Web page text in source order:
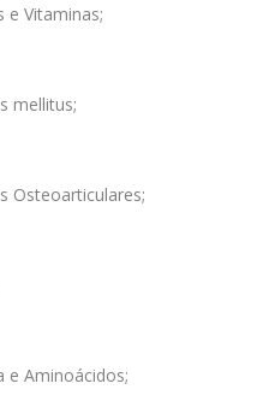
e Vitaminas;
mellitus;
Osteoarticulares;
e Aminoácidos;